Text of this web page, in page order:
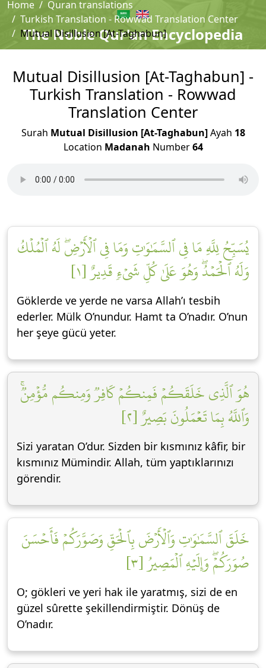
The Noble Qur'an Encyclopedia
Home
Quran translations
Turkish Translation - Rowwad Translation Center
Mutual Disillusion [At-Taghabun]
Mutual Disillusion [At-Taghabun] -
Turkish Translation - Rowwad
Translation Center
Surah Mutual Disillusion [At-Taghabun]Ayah 18
Location Madanah Number64
يُسَبِّحُ لِلَّهِ مَا فِي ٱلسَّمَٰوَٰتِ وَمَا فِي ٱلۡأَرۡضِۖ لَهُ ٱلۡمُلۡكُ
وَلَهُ ٱلۡحَمۡدُۖ وَهُوَ عَلَىٰ كُلِّ شَيۡءٖ قَدِيرٌ [١]
Göklerde ve yerde ne varsa Allah’ı tesbih
ederler. Mülk O’nundur. Hamt ta O’nadır. O’nun
her şeye gücü yeter.
هُوَ ٱلَّذِي خَلَقَكُمۡ فَمِنكُمۡ كَافِرٞ وَمِنكُم مُّؤۡمِنٞۚ
وَٱللَّهُ بِمَا تَعۡمَلُونَ بَصِيرٌ [٢]
Sizi yaratan O’dur. Sizden bir kısmınız kâfir, bir
kısmınız Mümindir. Allah, tüm yaptıklarınızı
görendir.
خَلَقَ ٱلسَّمَٰوَٰتِ وَٱلۡأَرۡضَ بِٱلۡحَقِّ وَصَوَّرَكُمۡ فَأَحۡسَنَ
صُوَرَكُمۡۖ وَإِلَيۡهِ ٱلۡمَصِيرُ [٣]
O; gökleri ve yeri hak ile yaratmış, sizi de en
güzel sûrette şekillendirmiştir. Dönüş de
O’nadır.